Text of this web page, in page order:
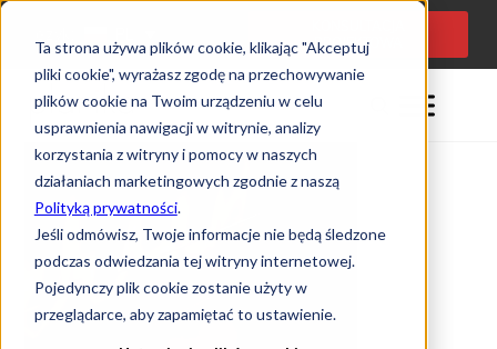
Ta strona używa plików cookie, klikając "Akceptuj
pliki cookie", wyrażasz zgodę na przechowywanie
plików cookie na Twoim urządzeniu w celu
usprawnienia nawigacji w witrynie, analizy
korzystania z witryny i pomocy w naszych
działaniach marketingowych zgodnie z naszą
Polityką prywatności.
Jeśli odmówisz, Twoje informacje nie będą śledzone
podczas odwiedzania tej witryny internetowej.
Pojedynczy plik cookie zostanie użyty w
przeglądarce, aby zapamiętać to ustawienie.
PROJEKTOWA